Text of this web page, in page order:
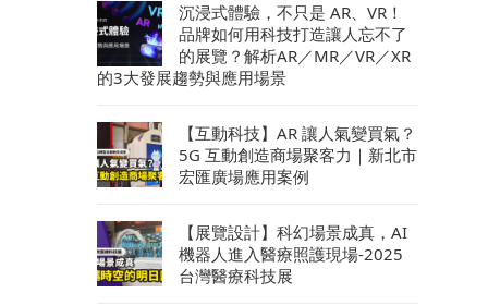
沉浸式體驗，不只是 AR、VR！
品牌如何用科技打造讓人忘不了
的展覽？解析AR／MR／VR／XR
的3大發展趨勢與應用場景
【互動科技】AR 讓人氣變買氣？
5G 互動創造商場聚客力｜新北市
宏匯廣場應用案例
【展覽設計】科幻場景成真，AI
機器人進入醫療照護現場-2025
台灣醫療科技展